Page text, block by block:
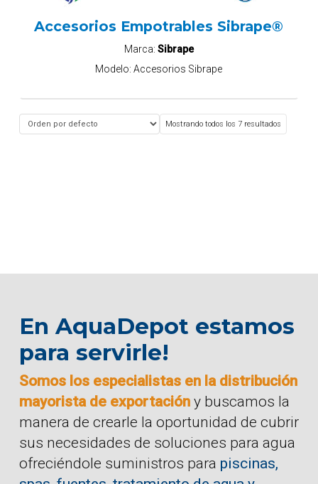
Accesorios Empotrables Sibrape®
Marca: Sibrape
Modelo:Accesorios Sibrape
Mostrando todos los 7 resultados
En AquaDepot estamos
para servirle!
Somos los especialistas en la distribución
mayorista de exportacióny buscamos la
manera de crearle la oportunidad de cubrir
sus necesidades de soluciones para agua
ofreciéndole suministros para piscinas,